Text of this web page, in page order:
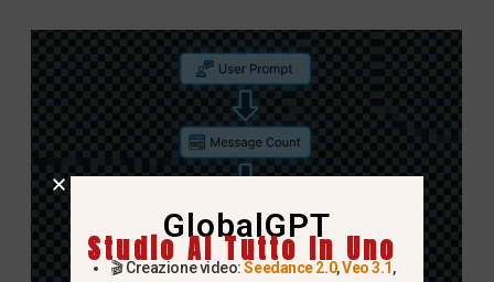
GlobalGPT
Studio AI Tutto In Uno
🎬 Creazione video:Seedance 2.0,Veo 3.1,